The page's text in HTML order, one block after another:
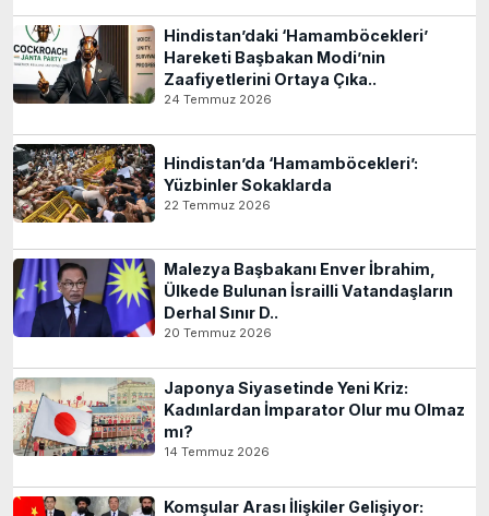
Hindistan’daki ‘Hamamböcekleri’
Hareketi Başbakan Modi’nin
Zaafiyetlerini Ortaya Çıka..
24 Temmuz 2026
Hindistan’da ‘Hamamböcekleri’:
Yüzbinler Sokaklarda
22 Temmuz 2026
Malezya Başbakanı Enver İbrahim,
Ülkede Bulunan İsrailli Vatandaşların
Derhal Sınır D..
20 Temmuz 2026
Japonya Siyasetinde Yeni Kriz:
Kadınlardan İmparator Olur mu Olmaz
mı?
14 Temmuz 2026
Komşular Arası İlişkiler Gelişiyor: